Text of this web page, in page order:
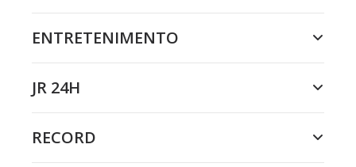
ENTRETENIMENTO
JR 24H
RECORD